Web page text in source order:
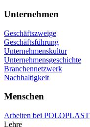
Unternehmen
Geschäftszweige
Geschäftsführung
Unternehmenskultur
Unternehmensgeschichte
Branchennetzwerk
Nachhaltigkeit
Menschen
Arbeiten bei POLOPLAST
Lehre